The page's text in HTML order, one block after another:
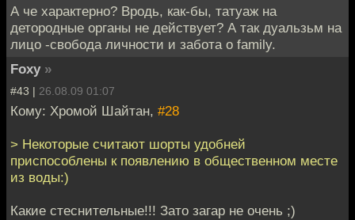
А че характерно? Вродь, как-бы, татуаж на
детородные органы не действует? А так дуальзьм на
лицо -свобода личности и забота о family.
Foxy »
#43 | 26.08.09 01:07
Кому: Хромой Шайтан, #28
> Некоторые считают шорты удобней
приспособлены к появлению в общественном месте
из воды:)
Какие стеснительные!!! Зато загар не очень ;)